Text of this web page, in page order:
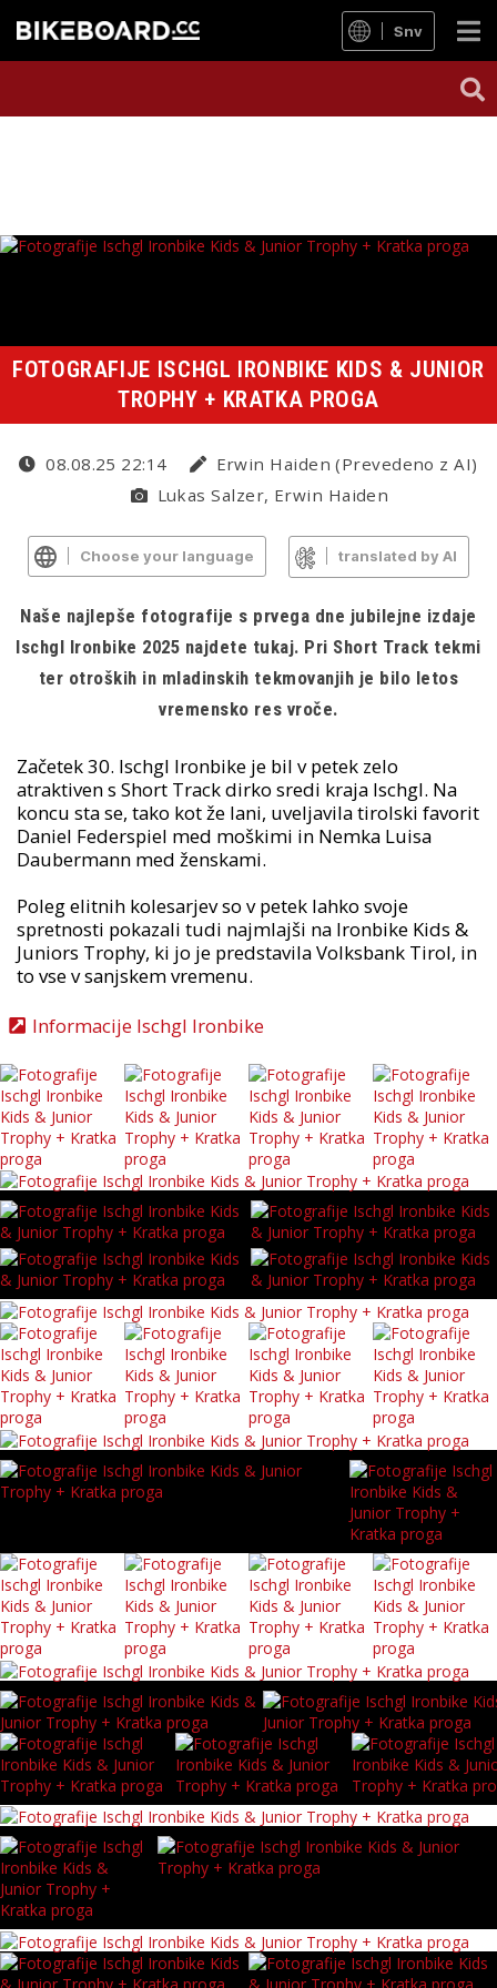
Snv
FOTOGRAFIJE ISCHGL IRONBIKE KIDS & JUNIOR
TROPHY + KRATKA PROGA
08.08.25 22:14
Erwin Haiden (Prevedeno z AI)
Lukas Salzer, Erwin Haiden
Choose your language translated by AI
Naše najlepše fotografije s prvega dne jubilejne izdaje
Ischgl Ironbike 2025 najdete tukaj. Pri Short Track tekmi
ter otroških in mladinskih tekmovanjih je bilo letos
vremensko res vroče.
Začetek 30. Ischgl Ironbike je bil v petek zelo
atraktiven s Short Track dirko sredi kraja Ischgl. Na
koncu sta se, tako kot že lani, uveljavila tirolski favorit
Daniel Federspiel med moškimi in Nemka Luisa
Daubermann med ženskami.
Poleg elitnih kolesarjev so v petek lahko svoje
spretnosti pokazali tudi najmlajši na Ironbike Kids &
Juniors Trophy, ki jo je predstavila Volksbank Tirol, in
to vse v sanjskem vremenu.
Informacije Ischgl Ironbike